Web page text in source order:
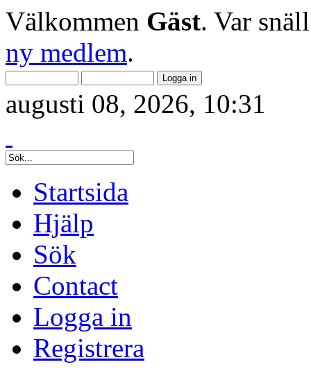
Välkommen Gäst. Var
ny medlem.
augusti 08, 2026, 10:31
Startsida
Hjälp
Sök
Contact
Logga in
Registrera